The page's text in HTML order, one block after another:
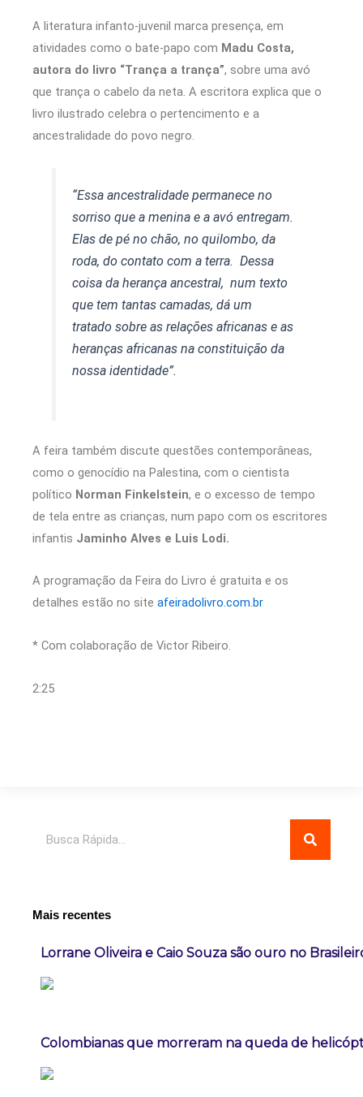
A literatura infanto-juvenil marca presença, em
atividades como o bate-papo com Madu Costa,
autora do livro “Trança a trança”, sobre uma avó
que trança o cabelo da neta. A escritora explica que o
livro ilustrado celebra o pertencimento e a
ancestralidade do povo negro.
“Essa ancestralidade permanece no
sorriso que a menina e a avó entregam.
Elas de pé no chão, no quilombo, da
roda, do contato com a terra. Dessa
coisa da herança ancestral, num texto
que tem tantas camadas, dá um
tratado sobre as relações africanas e as
heranças africanas na constituição da
nossa identidade”.
A feira também discute questões contemporâneas,
como o genocídio na Palestina, com o cientista
político Norman Finkelstein, e o excesso de tempo
de tela entre as crianças, num papo com os escritores
infantis Jaminho Alves e Luis Lodi.
A programação da Feira do Livro é gratuita e os
detalhes estão no site afeiradolivro.com.br
* Com colaboração de Victor Ribeiro.
2:25
Mais recentes
Lorrane Oliveira e Caio Souza são ouro no
Colombianas que morreram na queda de